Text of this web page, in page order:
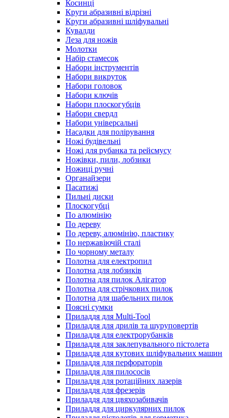
Косинці
Круги абразивні відрізні
Круги абразивні шліфувальні
Кувалди
Леза для ножів
Молотки
Набір стамесок
Набори інструментів
Набори викруток
Набори головок
Набори ключів
Набори плоскогубців
Набори свердл
Набори універсальні
Насадки для полірування
Ножі будівельні
Ножі для рубанка та рейсмусу
Ножівки, пили, лобзики
Ножиці ручні
Органайзери
Пасатижі
Пильні диски
Плоскогубці
По алюмінію
По дереву
По дереву, алюмінію, пластику
По нержавіючій сталі
По чорному металу
Полотна для електропил
Полотна для лобзиків
Полотна для пилок Алігатор
Полотна для стрічкових пилок
Полотна для шабельних пилок
Поясні сумки
Приладдя для Multi-Tool
Приладдя для дрилів та шуруповертів
Приладдя для електрорубанків
Приладдя для заклепувального пістолета
Приладдя для кутових шліфувальних машин
Приладдя для перфораторів
Приладдя для пилососів
Приладдя для ротаційних лазерів
Приладдя для фрезерів
Приладдя для цвяхозабивачів
Приладдя для циркулярних пилок